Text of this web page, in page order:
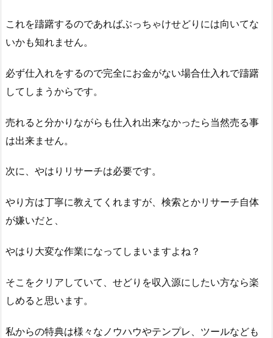
これを躊躇するのであればぶっちゃけせどりには向いてな
いかも知れません。
必ず仕入れをするので完全にお金がない場合仕入れで躊躇
してしまうからです。
売れると分かりながらも仕入れ出来なかったら当然売る事
は出来ません。
次に、やはりリサーチは必要です。
やり方は丁寧に教えてくれますが、検索とかリサーチ自体
が嫌いだと、
やはり大変な作業になってしまいますよね？
そこをクリアしていて、せどりを収入源にしたい方なら楽
しめると思います。
私からの特典は様々なノウハウやテンプレ、ツールなども